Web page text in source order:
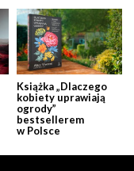
Książka „Dlaczego
kobiety uprawiają
ogrody”
bestsellerem
w Polsce